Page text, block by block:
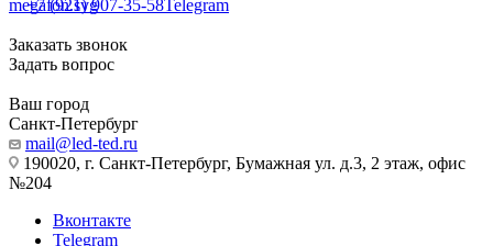
+7 (921) 907-35-58Telegram
Заказать звонок
Задать вопрос
Ваш город
Санкт-Петербург
mail@led-ted.ru
190020, г. Санкт-Петербург, Бумажная ул. д.3, 2 этаж, офис
№204
Вконтакте
Telegram